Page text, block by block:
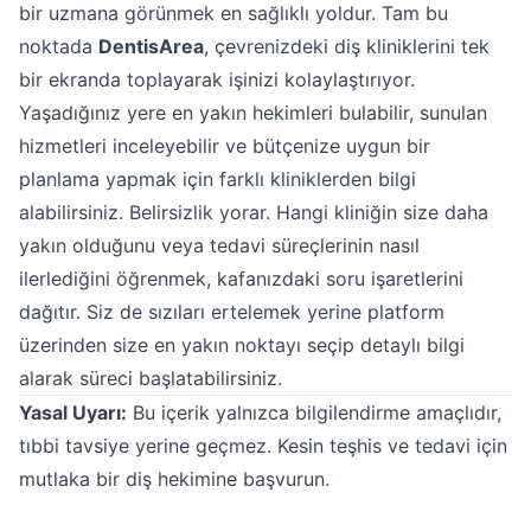
bir uzmana görünmek en sağlıklı yoldur. Tam bu
noktada DentisArea, çevrenizdeki diş kliniklerini tek
bir ekranda toplayarak işinizi kolaylaştırıyor.
Yaşadığınız yere en yakın hekimleri bulabilir, sunulan
hizmetleri inceleyebilir ve bütçenize uygun bir
planlama yapmak için farklı kliniklerden bilgi
alabilirsiniz. Belirsizlik yorar. Hangi kliniğin size daha
yakın olduğunu veya tedavi süreçlerinin nasıl
ilerlediğini öğrenmek, kafanızdaki soru işaretlerini
dağıtır. Siz de sızıları ertelemek yerine platform
üzerinden size en yakın noktayı seçip detaylı bilgi
alarak süreci başlatabilirsiniz.
Yasal Uyarı: Bu içerik yalnızca bilgilendirme amaçlıdır,
tıbbi tavsiye yerine geçmez. Kesin teşhis ve tedavi için
mutlaka bir diş hekimine başvurun.